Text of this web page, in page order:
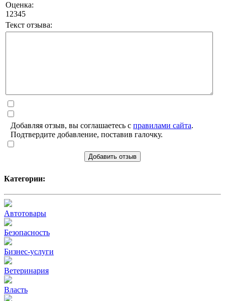
Оценка:
1 2345
Текст отзыва:
Добавляя отзыв, вы соглашаетесь с правилами сайта.
Подтвердите добавление, поставив галочку.
Добавить отзыв
Категории:
Автотовары
Безопасность
Бизнес-услуги
Ветеринария
Власть